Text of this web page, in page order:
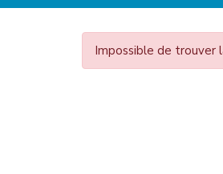
Impossible de trouver